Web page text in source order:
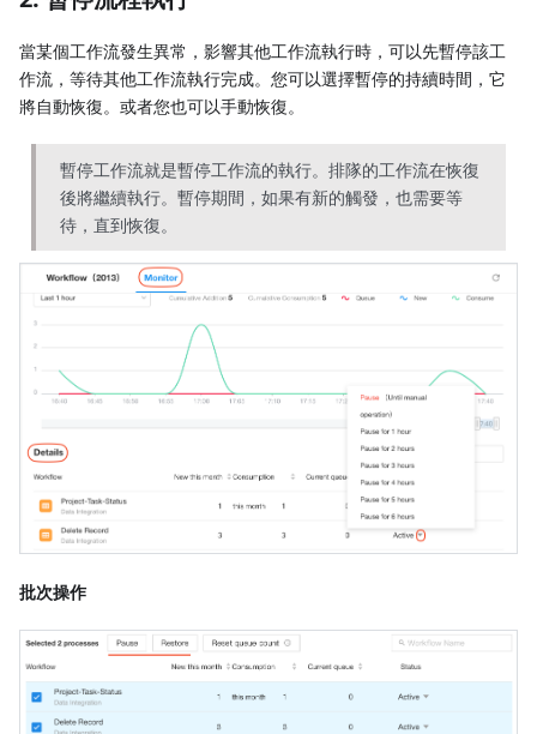
當某個工作流發生異常，影響其他工作流執行時，可以先暫停該工
作流，等待其他工作流執行完成。您可以選擇暫停的持續時間，它
將自動恢復。或者您也可以手動恢復。
暫停工作流就是暫停工作流的執行。排隊的工作流在恢復
後將繼續執行。暫停期間，如果有新的觸發，也需要等
待，直到恢復。
批次操作